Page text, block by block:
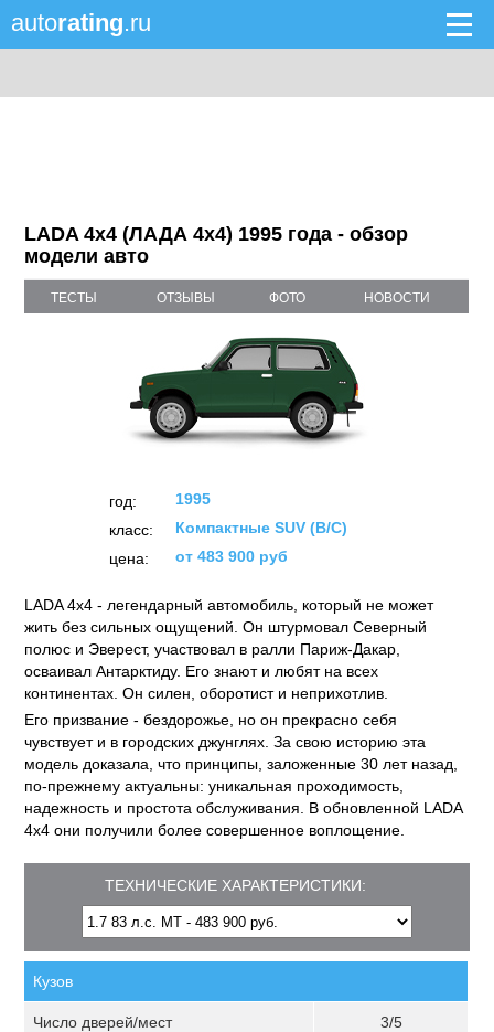
autorating.ru
LADA 4x4 (ЛАДА 4x4) 1995 года - обзор
модели авто
ТЕСТЫ ОТЗЫВЫ ФОТО НОВОСТИ
год:
1995
класс:
Компактные SUV (B/C)
цена:
от 483 900 руб
LADA 4х4 - легендарный автомобиль, который не может
жить без сильных ощущений. Он штурмовал Северный
полюс и Эверест, участвовал в ралли Париж-Дакар,
осваивал Антарктиду. Его знают и любят на всех
континентах. Он силен, оборотист и неприхотлив.
Его призвание - бездорожье, но он прекрасно себя
чувствует и в городских джунглях. За свою историю эта
модель доказала, что принципы, заложенные 30 лет назад,
по-прежнему актуальны: уникальная проходимость,
надежность и простота обслуживания. В обновленной LADA
4х4 они получили более совершенное воплощение.
ТЕХНИЧЕСКИЕ ХАРАКТЕРИСТИКИ:
Кузов
Число дверей/мест 3/5